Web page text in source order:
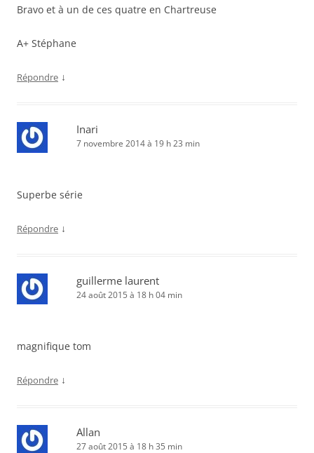
Bravo et à un de ces quatre en Chartreuse
A+ Stéphane
Répondre ↓
Inari
7 novembre 2014 à 19 h 23 min
Superbe série
Répondre ↓
guillerme laurent
24 août 2015 à 18 h 04 min
magnifique tom
Répondre ↓
Allan
27 août 2015 à 18 h 35 min